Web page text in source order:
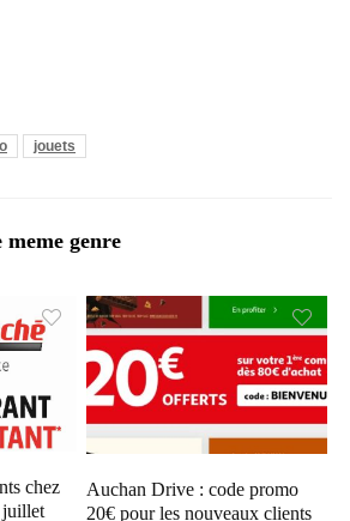
jouets
meme genre
chez
juillet
Auchan Drive : code promo
20€ pour les nouveaux clients